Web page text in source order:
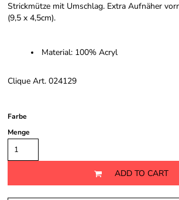
Strickmütze mit Umschlag. Extra Aufnäher
(9,5 x 4,5cm).
Material: 100% Acryl
Clique Art. 024129
Farbe
Menge
ADD TO CART